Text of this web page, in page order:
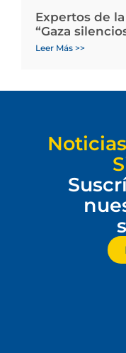
Expertos de
“Gaza
Leer Más >>